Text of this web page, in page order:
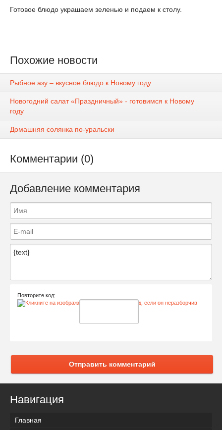
Готовое блюдо украшаем зеленью и подаем к столу.
Похожие новости
Рыбное азу – вкусное блюдо к Новому году
Новогодний салат «Праздничный» - готовимся к Новому
году
Домашняя солянка по-уральски
Комментарии (0)
Добавление комментария
Повторите код:
Отправить комментарий
Навигация
Главная